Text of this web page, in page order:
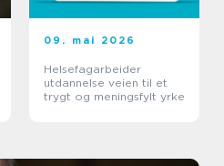
09. mai 2026
Helsefagarbeider
utdannelse veien til et
trygt og meningsfylt yrke